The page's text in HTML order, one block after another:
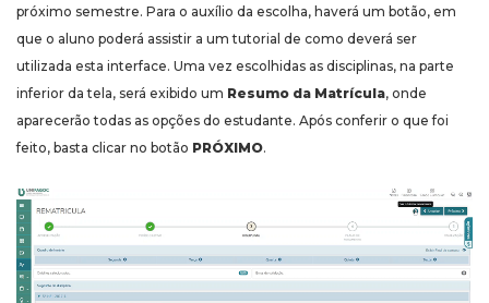
próximo semestre. Para o auxílio da escolha, haverá um botão, em
que o aluno poderá assistir a um tutorial de como deverá ser
utilizada esta interface. Uma vez escolhidas as disciplinas, na parte
inferior da tela, será exibido um Resumo da Matrícula, onde
aparecerão todas as opções do estudante. Após conferir o que foi
feito, basta clicar no botão PRÓXIMO.